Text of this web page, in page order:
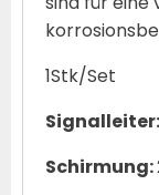
1Stk/Set
Signalleiter:
Schirmung: